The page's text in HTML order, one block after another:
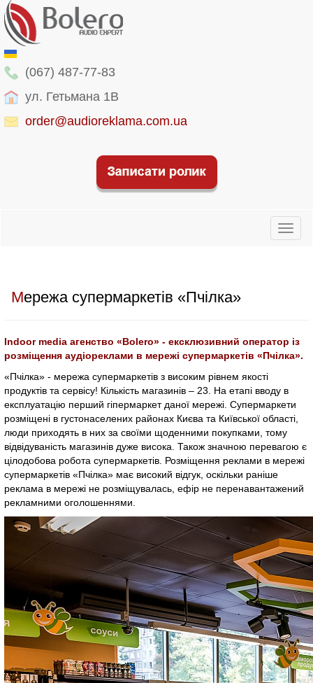
(067) 487-77-83
ул. Гетьмана 1В
order@audioreklama.com.ua
Мережа супермаркетів «Пчілка»
Indoor media агенство «Bolero» - ексклюзивний оператор із
розміщення аудіореклами в мережі супермаркетів «Пчілка».
«Пчілка» - мережа супермаркетів з високим рівнем якості
продуктів та сервісу! Кількість магазинів – 23. На етапі вводу в
експлуатацію перший гіпермаркет даної мережі. Супермаркети
розміщені в густонаселених районах Києва та Київської області,
люди приходять в них за своїми щоденними покупками, тому
відвідуваність магазинів дуже висока. Також значною перевагою є
цілодобова робота супермаркетів. Розміщення реклами в мережі
супермаркетів «Пчілка» має високий відгук, оскільки раніше
реклама в мережі не розміщувалась, ефір не перенавантажений
рекламними оголошеннями.